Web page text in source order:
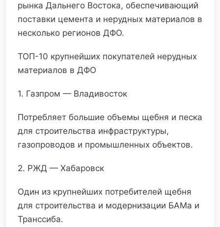
рынка Дальнего Востока, обеспечивающий
поставки цемента и нерудных материалов в
несколько регионов ДФО.
ТОП-10 крупнейших покупателей нерудных
материалов в ДФО
1. Газпром — Владивосток
Потребляет большие объемы щебня и песка
для строительства инфраструктуры,
газопроводов и промышленных объектов.
2. РЖД — Хабаровск
Один из крупнейших потребителей щебня
для строительства и модернизации БАМа и
Транссиба.